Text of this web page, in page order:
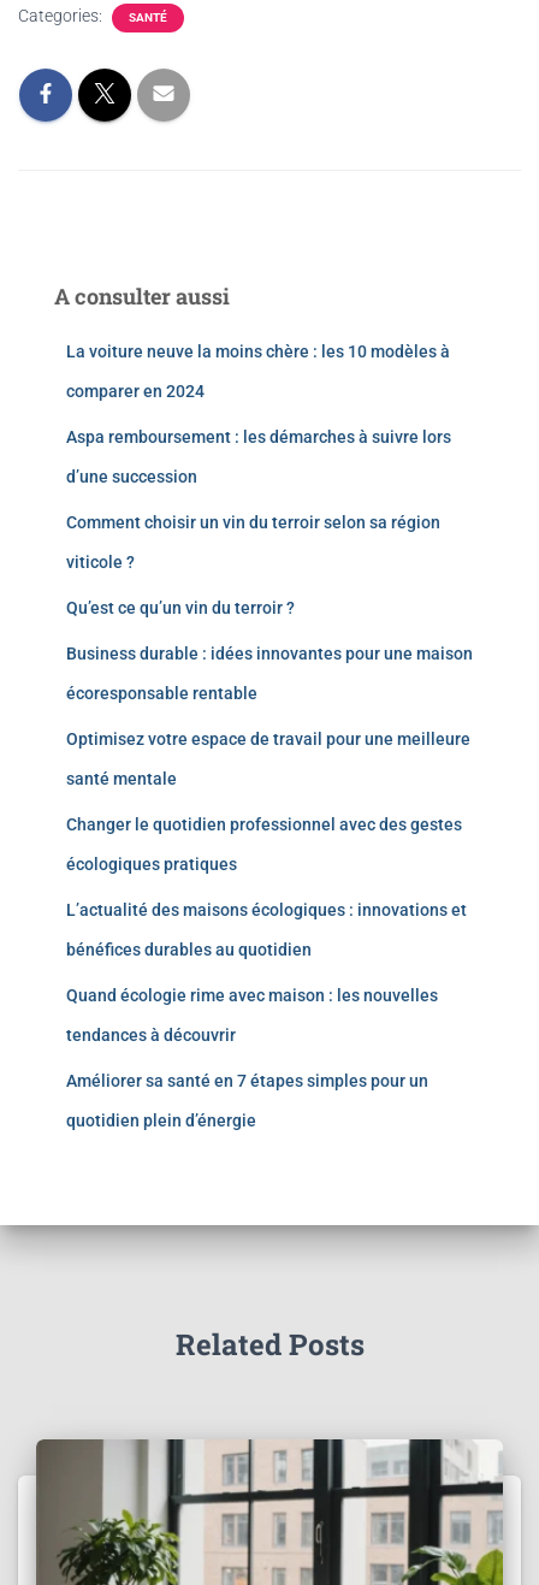
Categories: SANTÉ
A consulter aussi
La voiture neuve la moins chère : les 10 modèles à
comparer en 2024
Aspa remboursement : les démarches à suivre lors
d’une succession
Comment choisir un vin du terroir selon sa région
viticole ?
Qu’est ce qu’un vin du terroir ?
Business durable : idées innovantes pour une maison
écoresponsable rentable
Optimisez votre espace de travail pour une meilleure
santé mentale
Changer le quotidien professionnel avec des gestes
écologiques pratiques
L’actualité des maisons écologiques : innovations et
bénéfices durables au quotidien
Quand écologie rime avec maison : les nouvelles
tendances à découvrir
Améliorer sa santé en 7 étapes simples pour un
quotidien plein d’énergie
Related Posts